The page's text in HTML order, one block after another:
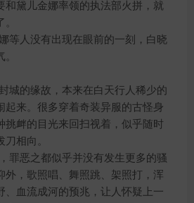
和黛儿金娜率领的执法部火拼，就
人没有出现在眼前的一刻，白晓
的缘故，本来在白天行人稀少的
起来。很多穿着奇装异服的古怪身
挑衅的目光来回扫视着，似乎随时
相向。
恶之都似乎并没有发生更多的骚
外，歌照唱、舞照跳、架照打，浑
、血流成河的预兆，让人怀疑上一